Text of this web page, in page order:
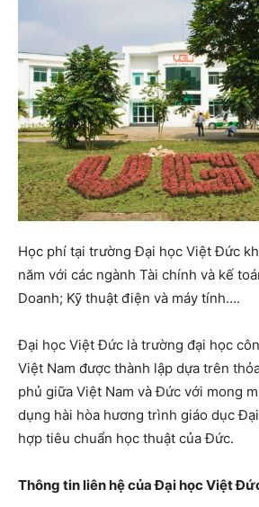
Học phí tại trường Đại học Việt Đức
năm với các ngành Tài chính và kế
Doanh; Kỹ thuật điện và máy tính….
Đại học Việt Đức là trường đại học
Việt Nam được thành lập dựa trên
phủ giữa Việt Nam và Đức với mong
dụng hài hòa hương trình giáo dục
hợp tiêu chuẩn học thuật của Đức.
Thông tin liên hệ của Đại học Việt